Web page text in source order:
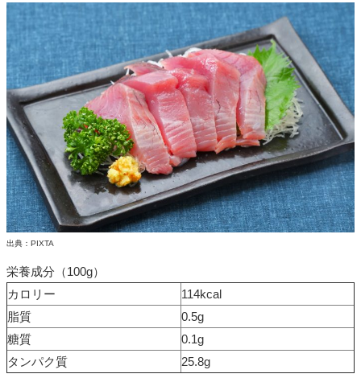
出典：PIXTA
栄養成分（100g）
カロリー
114kcal
脂質
0.5g
糖質
0.1g
タンパク質
25.8g